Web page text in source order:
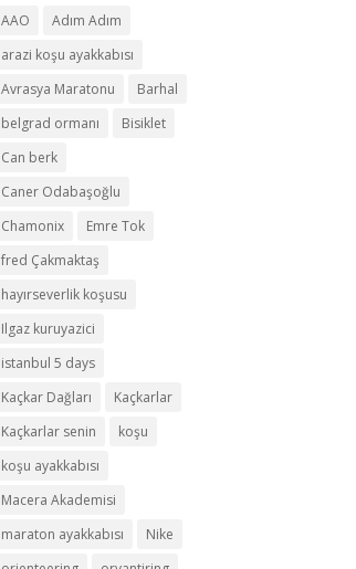
AAO
Adım Adım
arazi koşu ayakkabısı
Avrasya Maratonu
Barhal
belgrad ormanı
Bisiklet
Can berk
Caner Odabaşoğlu
Chamonix
Emre Tok
fred Çakmaktaş
hayırseverlik koşusu
Ilgaz kuruyazici
istanbul 5 days
Kaçkar Dağları
Kaçkarlar
Kaçkarlar senin
koşu
koşu ayakkabısı
Macera Akademisi
maraton ayakkabısı
Nike